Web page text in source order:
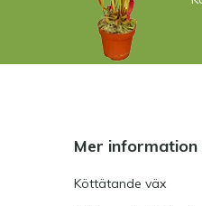
Mer information
Köttätande väx